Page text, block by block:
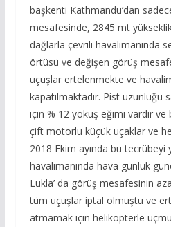
başkenti Kathmandu’dan
mesafesinde, 2845 mt
dağlarla çevrili havalimanında
örtüsü ve değişen görüş
uçuşlar ertelenmekte ve
kapatılmaktadır. Pist uzunluğu
için % 12 yokuş eğimi vardır ve
çift motorlu küçük uçaklar ve
2018 Ekim ayında bu tecrübeyi
havalimanında hava günlük
Lukla’ da görüş mesafesinin
tüm uçuşlar iptal olmuştu ve
atmamak için helikopterle